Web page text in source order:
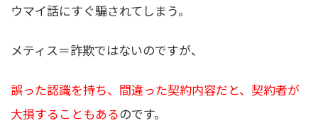
ウマイ話にすぐ騙されてしまう。
メティス＝詐欺ではないのですが、
誤った認識を持ち、間違った契約内容だと、契約者が
大損することもあるのです。